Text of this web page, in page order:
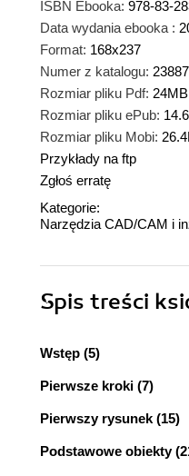
ISBN Ebooka: 978-83-
Data wydania ebooka :
Format: 168x237
Numer z katalogu: 23887
Rozmiar pliku Pdf: 24MB
Rozmiar pliku ePub:
Rozmiar pliku Mobi:
Przykłady na ftp
Zgłoś erratę
Kategorie:
Narzędzia CAD/CAM i
Spis treści
Wstęp (5)
Pierwsze kroki (7)
Pierwszy rysunek (15)
Podstawowe obiekty